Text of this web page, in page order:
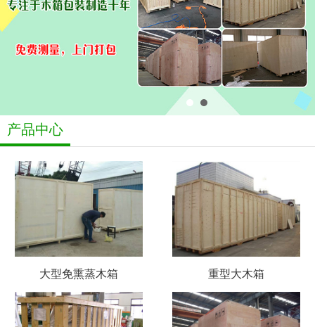
产品中心
大型免熏蒸木箱 重型大木箱